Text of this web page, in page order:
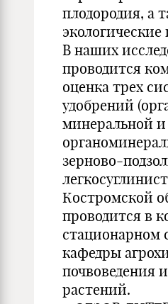
плодородия, а
экологические
В наших
проводится
оценка трех
удобрений
минеральной и
зерново-
Костромской
проводится в
стационарном
кафедры
почвоведения
растений.